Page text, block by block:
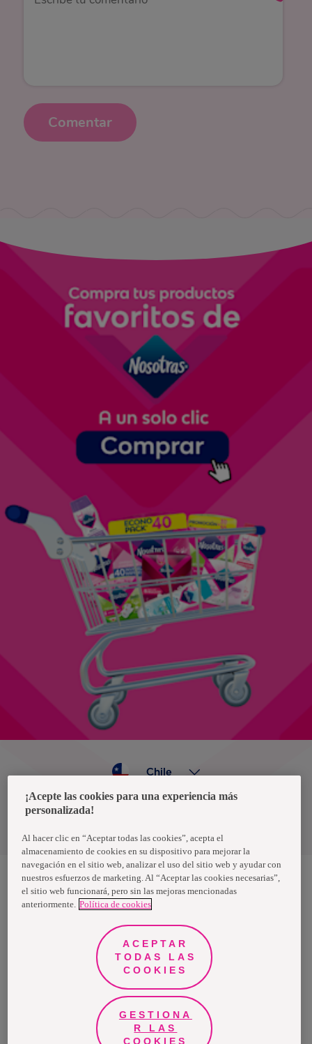
Comentar
Política de privacidad de datos
Chile
Nosotras, una marca de Essity - una compañía global líder en
higiene y salud. Cada día, mil millones de personas, en todo el
propósito es romper barreras por el bienestar en beneficio de
consumidores, pacientes, cuidadores, clientes y la sociedad en
general. Vendemos en aproximadamente 150 países bajo las
principales marcas globales TENA y Tork, así como otras marcas
como Actimove, Cutimed, JOBST, Knix, Leukoplast, Libero, Libresse,
Lotus, Modibodi, Nosotras, Saba, Tempo, TOM Organic y Zewa. En
2024, Essity tuvo ventas de aproximadamente 13 mil millones de
euros y empleó a 36,000 personas. La sede de la compañía está
ubicada en Estocolmo, Suecia, y Essity cotiza en Nasdaq Estocolmo.
Más información enwww.essity.com.
¡Acepte las cookies para una experiencia más
personalizada!
Al hacer clic en “Aceptar todas las cookies”, acepta el
almacenamiento de cookies en su dispositivo para mejorar la
navegación en el sitio web, analizar el uso del sitio web y ayudar con
nuestros esfuerzos de marketing. Al “Aceptar las cookies necesarias”,
el sitio web funcionará, pero sin las mejoras mencionadas
anteriormente. Política de cookies
ACEPTAR
TODAS LAS
COOKIES
GESTIONA
R LAS
COOKIES